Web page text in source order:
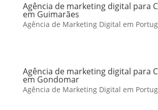
Agência de marketing digital para
em Guimarães
Agência de Marketing Digital em
Agência de marketing digital para
em Gondomar
Agência de Marketing Digital em